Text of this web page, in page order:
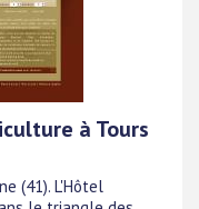
à Tours
(41). L'Hôtel